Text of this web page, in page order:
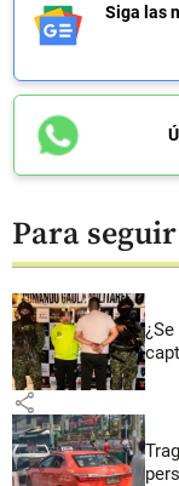
Siga las
Para
share